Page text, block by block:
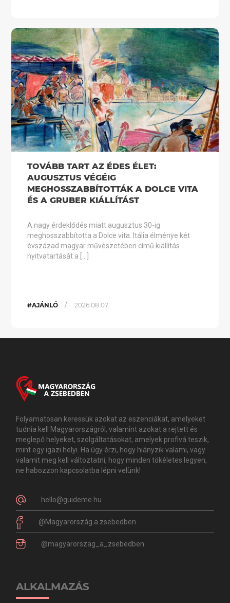
TOVÁBB TART AZ ÉDES ÉLET:
AUGUSZTUS VÉGÉIG
MEGHOSSZABBÍTOTTÁK A DOLCE VITA
ÉS A GRUBER KIÁLLÍTÁST
A nagy érdeklődés miatt augusztus 30-ig
meghosszabbította a Dolce vita. Itália élménye két
évszázad magyar művészetében című kiállítás
nyitvatartását a […]
#AJÁNLÓ / 2026.08.07.
Folyamatosan keressük azokat az eszenciákat, amelyeket
tudnia kell Magyarországról, valamint azokat a rejtett és
meglepő helyeket, szolgáltatásokat, amelyek profivá teszik,
mint egy igazi helyi. Ha úgy érzi, hogy hiányzik valami, vagy
valamit meg kell változtatni, hogy minden tökéletes legyen,
ne habozzon kapcsolatba lépni velünk!
hello@guideme.hu
@Magyarország.a.zsebedben
@magyarorszag_a_zsebedben
ALKALMAZÁS